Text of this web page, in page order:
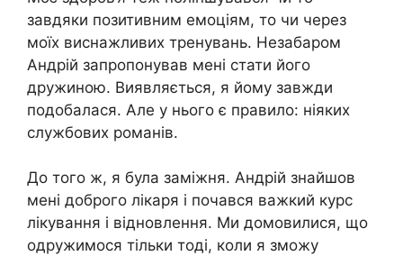
завдяки позитивним емоціям, то чи через
моїх виснажливих тренувань. Незабаром
Андрій запропонував мені стати його
дружиною. Виявляється, я йому завжди
подобалася. Але у нього є правило: ніяких
службових романів.
До того ж, я була заміжня. Андрій знайшов
мені доброго лікаря і почався важкий курс
лікування і відновлення. Ми домовилися, що
одружимося тільки тоді, коли я зможу